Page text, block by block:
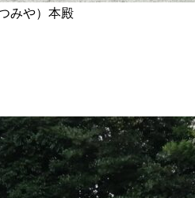
みや）本殿